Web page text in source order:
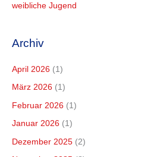
weibliche Jugend
Archiv
April 2026 (1)
März 2026 (1)
Februar 2026 (1)
Januar 2026 (1)
Dezember 2025 (2)